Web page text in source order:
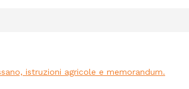
istruzioni agricole e memorandum.